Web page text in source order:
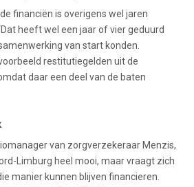
financiën is overigens wel jaren
heeft wel een jaar of vier geduurd
van start konden.
restitutiegelden uit de
daar een deel van de baten
van zorgverzekeraar Menzis,
Limburg heel mooi, maar vraagt zich
manier kunnen blijven financieren.